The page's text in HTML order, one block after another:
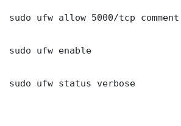
sudo ufw allow 5000/tcp
sudo ufw enable
sudo ufw status verbose